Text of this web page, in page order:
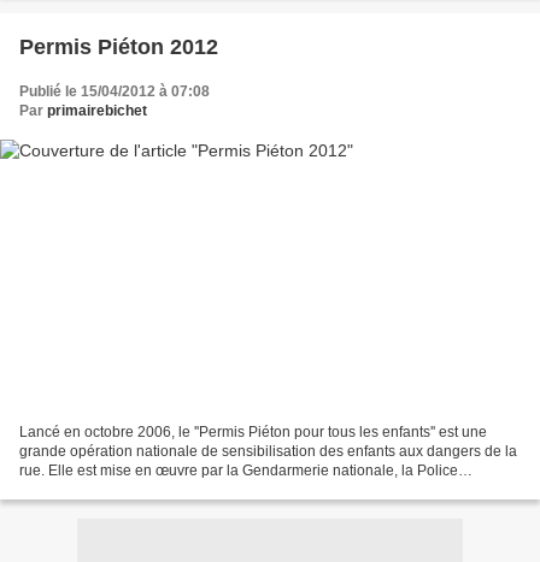
Permis Piéton 2012
Publié le 15/04/2012 à 07:08
Par primairebichet
Lancé en octobre 2006, le ''Permis Piéton pour tous les enfants'' est une
grande opération nationale de sensibilisation des enfants aux dangers de la
rue. Elle est mise en œuvre par la Gendarmerie nationale, la Police